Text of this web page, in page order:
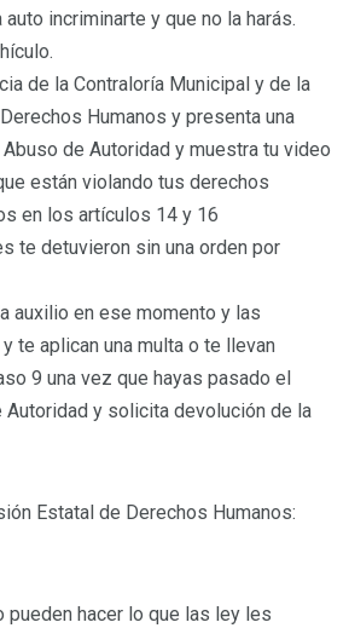
incriminarte y que no la harás.
de la Contraloría Municipal y de la
Humanos y presenta una
de Autoridad y muestra tu video
están violando tus derechos
en los artículos 14 y 16
te detuvieron sin una orden por
auxilio en ese momento y las
te aplican una multa o te llevan
9 una vez que hayas pasado el
y solicita devolución de la
Estatal de Derechos Humanos:
pueden hacer lo que las ley les